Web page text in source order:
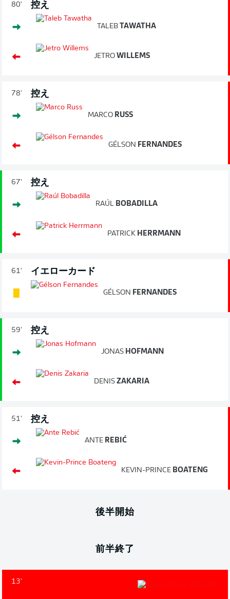
80' 控え
TALEB TAWATHA
JETRO WILLEMS
78' 控え
MARCO RUSS
GÉLSON FERNANDES
67' 控え
RAÚL BOBADILLA
PATRICK HERRMANN
61' イエローカード
GÉLSON FERNANDES
59' 控え
JONAS HOFMANN
DENIS ZAKARIA
51' 控え
ANTE REBIĆ
KEVIN-PRINCE BOATENG
後半開始
前半終了
13'